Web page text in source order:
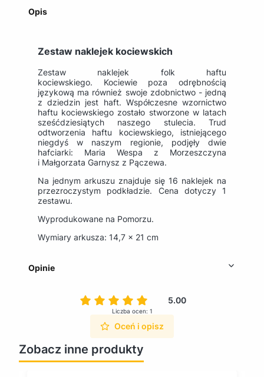
Opis
Zestaw naklejek kociewskich
Zestaw naklejek folk haftu
kociewskiego. Kociewie poza odrębnością
językową ma również swoje zdobnictwo - jedną
z dziedzin jest haft. Współczesne wzornictwo
haftu kociewskiego zostało stworzone w latach
sześćdziesiątych naszego stulecia. Trud
odtworzenia haftu kociewskiego, istniejącego
niegdyś w naszym regionie, podjęły dwie
hafciarki: Maria Wespa z Morzeszczyna
i Małgorzata Garnysz z Pączewa.
Na jednym arkuszu znajduje się 16 naklejek na
przezroczystym podkładzie. Cena dotyczy 1
zestawu.
Wyprodukowane na Pomorzu.
Wymiary arkusza: 14,7 x 21 cm
Opinie
5.00
Liczba ocen: 1
Oceń i opisz
Zobacz inne produkty